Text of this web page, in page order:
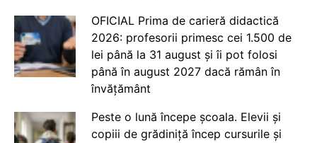
OFICIAL Prima de carieră didactică
2026: profesorii primesc cei 1.500 de
lei până la 31 august și îi pot folosi
până în august 2027 dacă rămân în
învățământ
Peste o lună începe școala. Elevii și
copiii de grădiniță încep cursurile și